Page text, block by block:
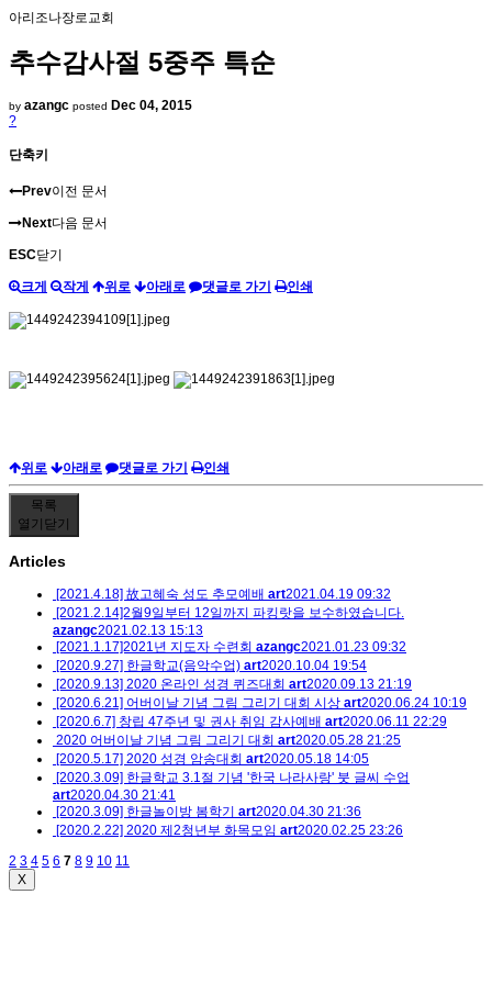
아리조나장로교회
추수감사절 5중주 특순
by azangc posted Dec 04, 2015
?
단축키
Prev이전 문서
Next다음 문서
ESC닫기
크게 작게 위로 아래로 댓글로 가기 인쇄
위로 아래로 댓글로 가기 인쇄
목록
열기 닫기
Articles
[2021.4.18] 故고혜숙 성도 추모예배 art2021.04.19 09:32
[2021.2.14]2월9일부터 12일까지 파킹랏을 보수하였습니다.
azangc2021.02.13 15:13
[2021.1.17]2021년 지도자 수련회 azangc2021.01.23 09:32
[2020.9.27] 한글학교(음악수업) art2020.10.04 19:54
[2020.9.13] 2020 온라인 성경 퀴즈대회 art2020.09.13 21:19
[2020.6.21] 어버이날 기념 그림 그리기 대회 시상 art2020.06.24 10:19
[2020.6.7] 창립 47주년 및 권사 취임 감사예배 art2020.06.11 22:29
2020 어버이날 기념 그림 그리기 대회 art2020.05.28 21:25
[2020.5.17] 2020 성경 암송대회 art2020.05.18 14:05
[2020.3.09] 한글학교 3.1절 기념 '한국 나라사랑' 붓 글씨 수업
art2020.04.30 21:41
[2020.3.09] 한글놀이방 봄학기 art2020.04.30 21:36
[2020.2.22] 2020 제2청년부 화목모임 art2020.02.25 23:26
2 3 4 5 6 7 8 9 10 11
X